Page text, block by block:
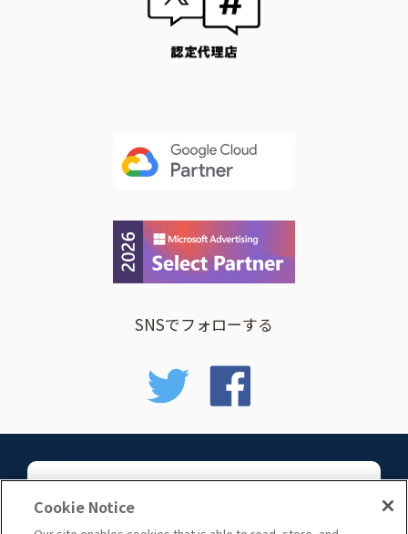
SNSでフォローする
お問い合わせ
Cookie Notice